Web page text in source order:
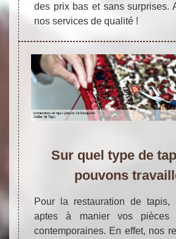
des prix bas et sans surprises.
nos services de qualité !
Sur quel type de
pouvons
Pour la restauration de tapis,
aptes à manier vos pièces
contemporaines. En effet, nos